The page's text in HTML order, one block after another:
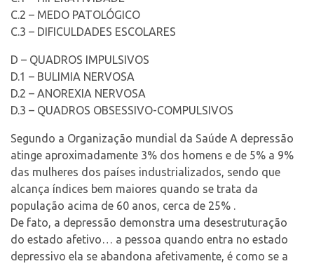
C.2 – MEDO PATOLÓGICO
C.3 – DIFICULDADES ESCOLARES
D – QUADROS IMPULSIVOS
D.1 – BULIMIA NERVOSA
D.2 – ANOREXIA NERVOSA
D.3 – QUADROS OBSESSIVO-COMPULSIVOS
Segundo a Organização mundial da Saúde A depressão
atinge aproximadamente 3% dos homens e de 5% a 9%
das mulheres dos países industrializados, sendo que
alcança índices bem maiores quando se trata da
população acima de 60 anos, cerca de 25% .
De fato, a depressão demonstra uma desestruturação
do estado afetivo… a pessoa quando entra no estado
depressivo ela se abandona afetivamente, é como se a